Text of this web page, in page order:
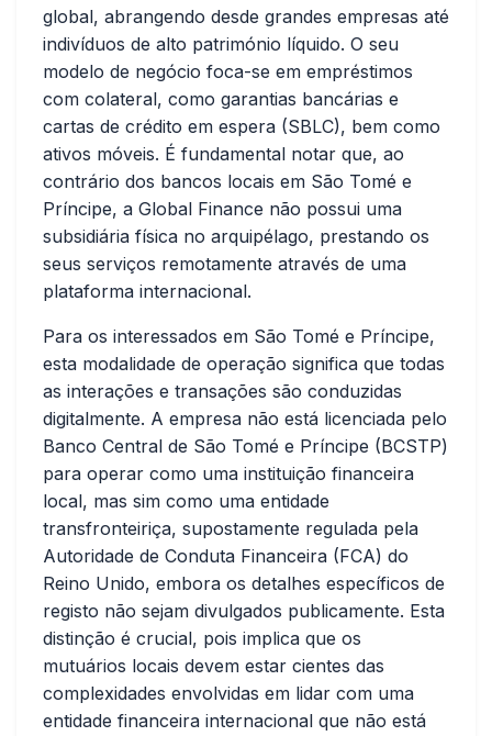
global, abrangendo desde grandes empresas até
indivíduos de alto património líquido. O seu
modelo de negócio foca-se em empréstimos
com colateral, como garantias bancárias e
cartas de crédito em espera (SBLC), bem como
ativos móveis. É fundamental notar que, ao
contrário dos bancos locais em São Tomé e
Príncipe, a Global Finance não possui uma
subsidiária física no arquipélago, prestando os
seus serviços remotamente através de uma
plataforma internacional.
Para os interessados em São Tomé e Príncipe,
esta modalidade de operação significa que todas
as interações e transações são conduzidas
digitalmente. A empresa não está licenciada pelo
Banco Central de São Tomé e Príncipe (BCSTP)
para operar como uma instituição financeira
local, mas sim como uma entidade
transfronteiriça, supostamente regulada pela
Autoridade de Conduta Financeira (FCA) do
Reino Unido, embora os detalhes específicos de
registo não sejam divulgados publicamente. Esta
distinção é crucial, pois implica que os
mutuários locais devem estar cientes das
complexidades envolvidas em lidar com uma
entidade financeira internacional que não está